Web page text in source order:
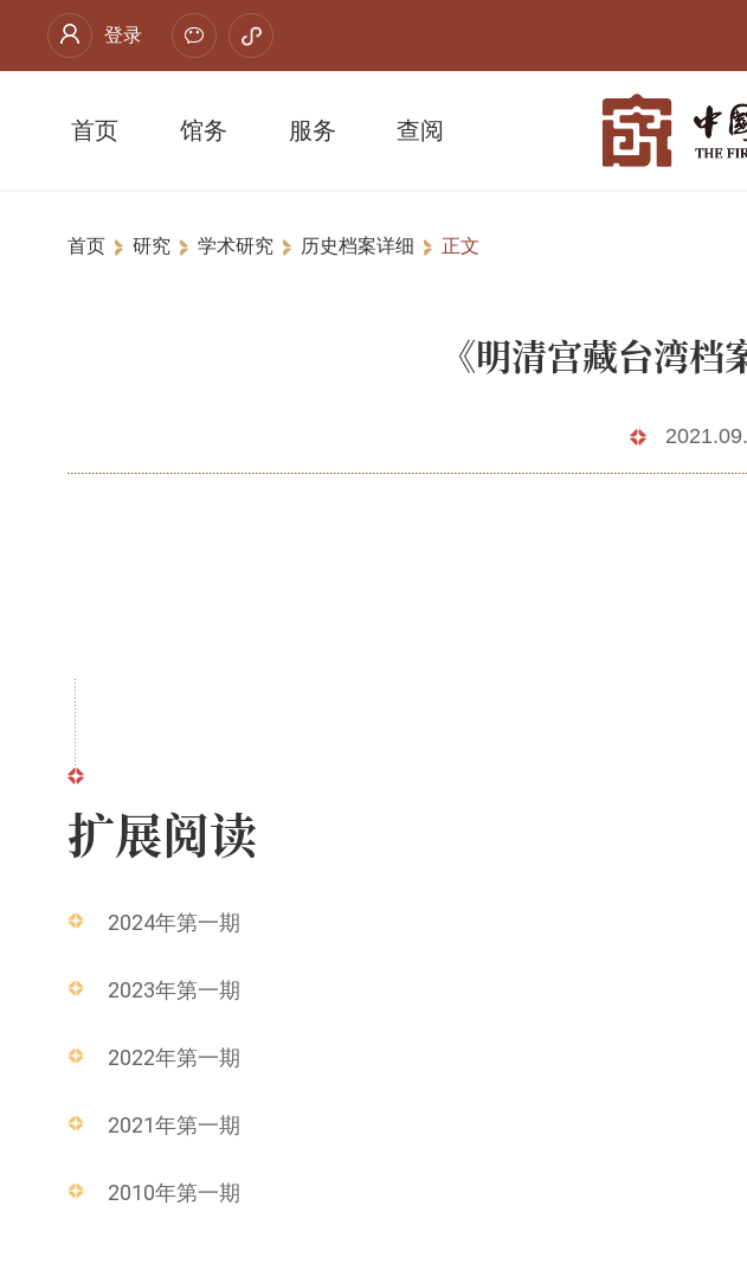
登录
首页 馆务 服务 查阅
首页 研究 学术研究 历史档案详细 正文
《明清宫藏台湾
扩展阅读
2024年第一期
2023年第一期
2022年第一期
2021年第一期
2010年第一期